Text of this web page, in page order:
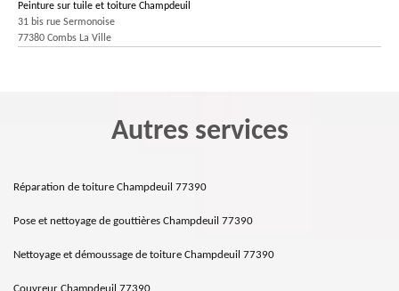
Peinture sur tuile et toiture Champdeuil
31 bis rue Sermonoise
77380 Combs La Ville
Autres services
Réparation de toiture Champdeuil 77390
Pose et nettoyage de gouttières Champdeuil 77390
Nettoyage et démoussage de toiture Champdeuil 77390